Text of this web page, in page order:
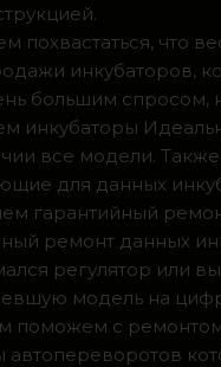
похвастаться, что
инкубаторов,
большим спросом,
инкубаторы
все модели.
для данных
гарантийный
ремонт данных
регулятор или вы
модель на
поможем с
автопереворотов